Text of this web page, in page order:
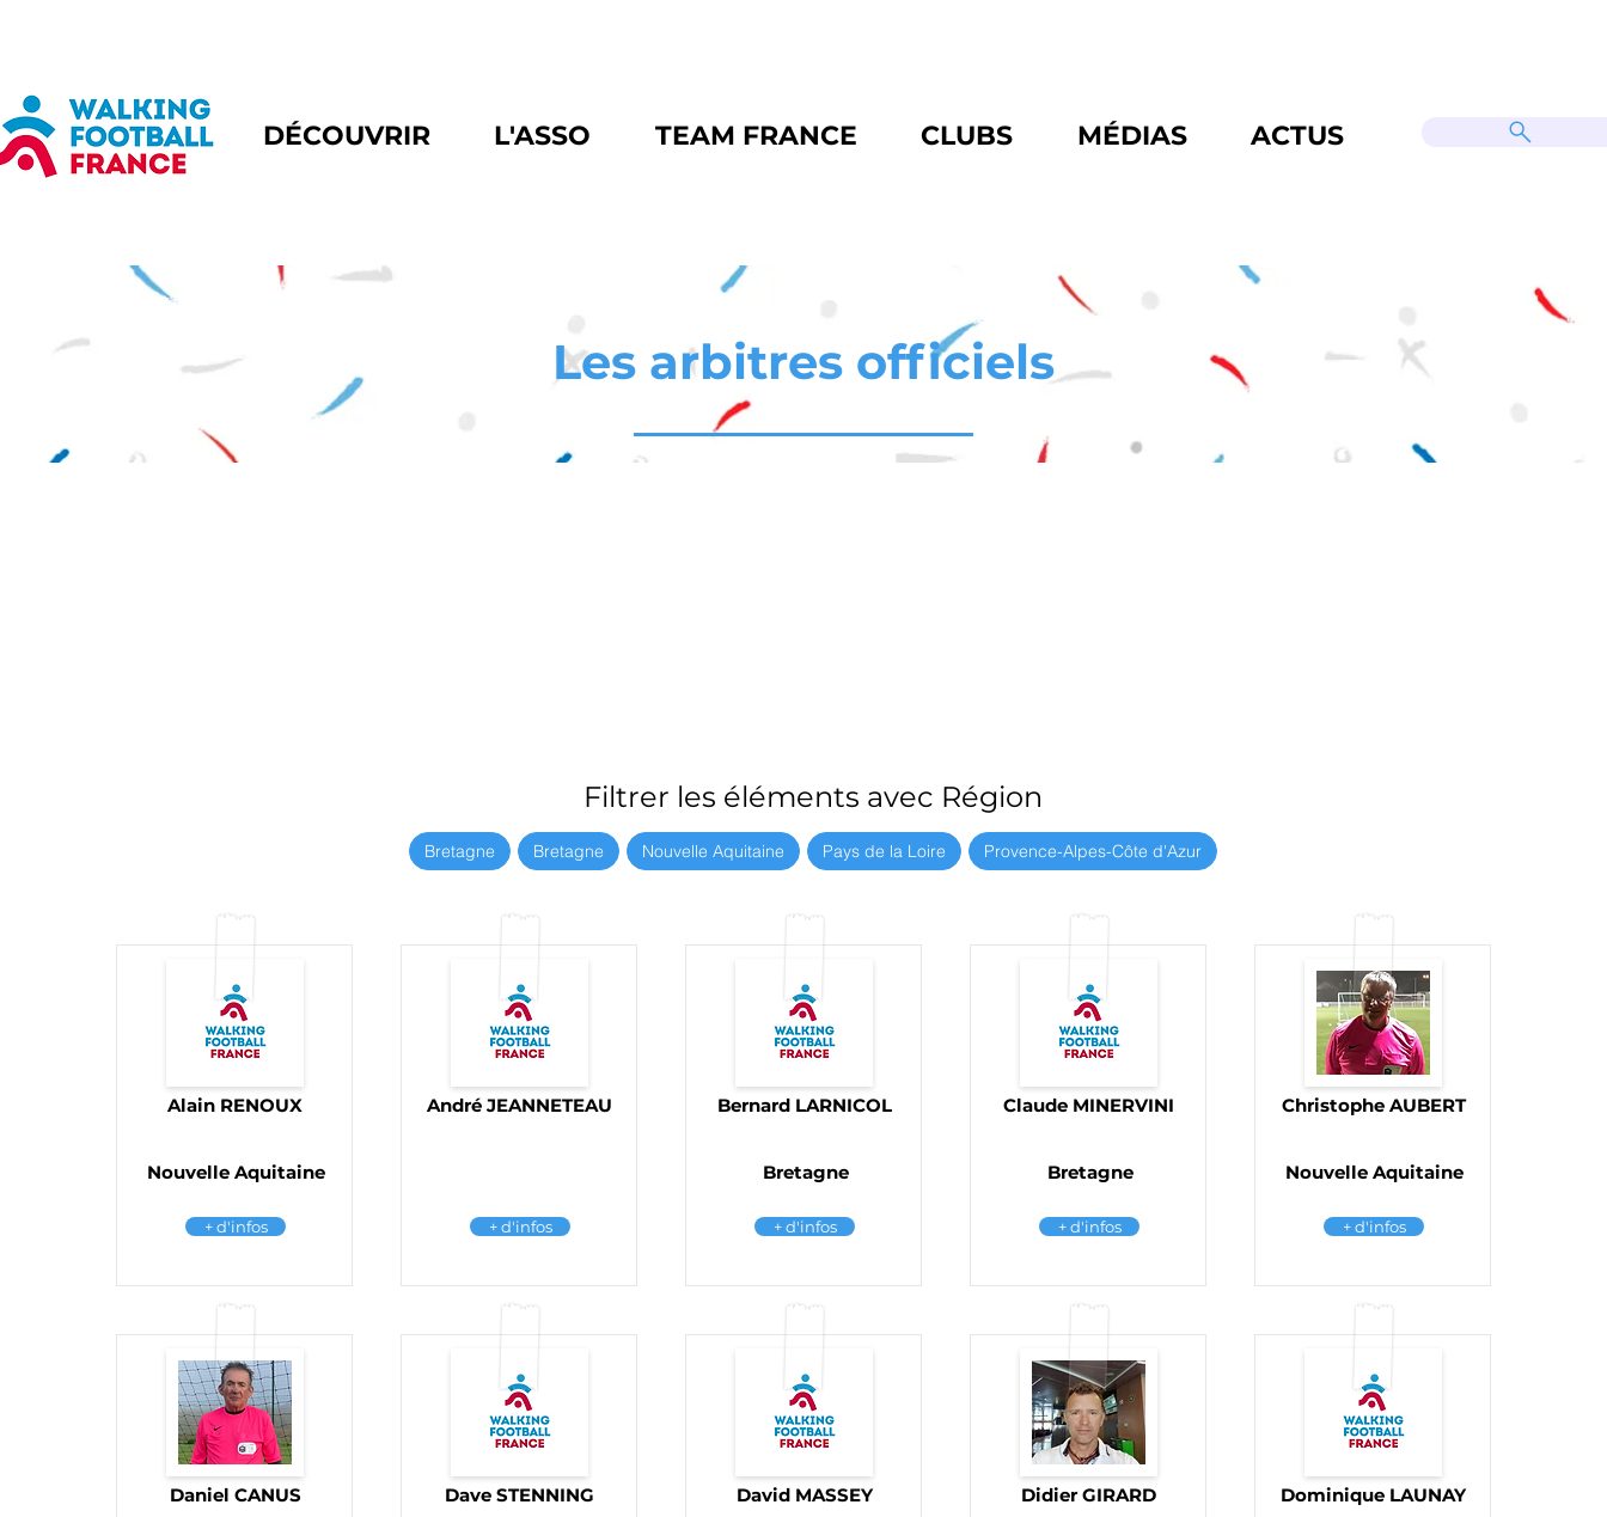
DÉCOUVRIR L'ASSO TEAM FRANCE CLUBS MÉDIAS ACTUS
Les arbitres officiels
Filtrer les éléments avec Région
Bretagne Bretagne Nouvelle Aquitaine Pays de la Loire Provence-Alpes-Côte d'Azur
Alain RENOUX
Nouvelle Aquitaine
+ d'infos
Daniel CANUS
André JEANNETEAU
+ d'infos
Dave STENNING
Bernard LARNICOL
Bretagne
+ d'infos
David MASSEY
Claude MINERVINI
Bretagne
+ d'infos
Didier GIRARD
Christophe AUBERT
Nouvelle Aquitaine
+ d'infos
Dominique LAUNAY